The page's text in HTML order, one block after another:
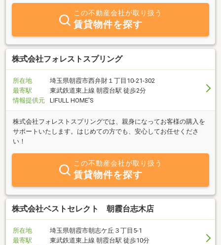
この不動産会社が取り扱う
賃貸物件を探す
株式会社フォレストスプリング
所在地
埼玉県朝霞市西弁財１丁目10-21-302
最寄駅
東武鉄道東上線 朝霞台駅 徒歩2分
情報提供元
LIFULL HOME'S
株式会社フォレストスプリングでは、親身になってお客様の購入を
サポートいたします。はじめての方でも、安心してお任せくださ
い！
この不動産会社が取り扱う
賃貸物件を探す
株式会社ベストセレクト 朝霞台志木店
所在地
埼玉県朝霞市朝志ケ丘３丁目5-1
最寄駅
東武鉄道東上線 朝霞台駅 徒歩10分